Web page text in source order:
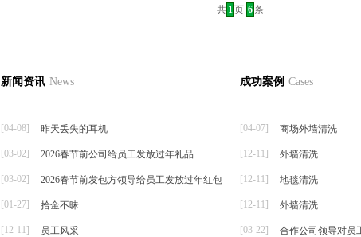
共 1页 6条
新闻资讯 News
[04-08] 昨天丢失的耳机
[03-02] 2026春节前公司给员工发放过年礼品
[03-02] 2026春节前发包方领导给员工发放过年红包
[01-27] 拾金不昧
[12-11] 员工风采
成功案例 Cases
[04-07] 商场外墙清洗
[12-11] 外墙清洗
[12-11] 地毯清洗
[12-11] 外墙清洗
[03-22] 合作公司领导对员